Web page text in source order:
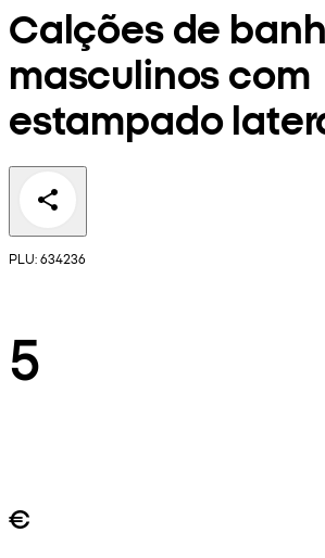
Calções de
masculinos com
estampado
PLU: 634236
5
€